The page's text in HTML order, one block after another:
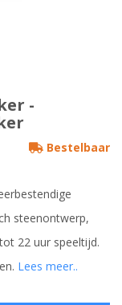
-
Bestelbaar
steenontwerp,
22 uur speeltijd.
Lees meer..